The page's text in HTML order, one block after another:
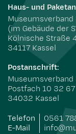
Haus- und
Museumsverband
(im Gebäude der
Kölnische Straße
34117 Kassel
Postanschrift:
Museumsverband
Postfach 10 32 67
34032 Kassel
Telefon
0561
E-Mail